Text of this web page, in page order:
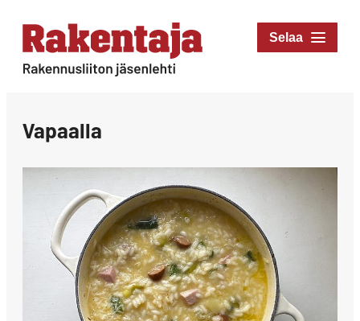
Siirry
suoraan
sisältöön
Rakentaja-lehti
Vapaalla